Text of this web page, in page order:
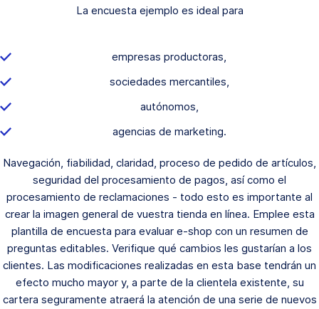
La encuesta ejemplo es ideal para
empresas productoras,
sociedades mercantiles,
autónomos,
agencias de marketing.
Navegación, fiabilidad, claridad, proceso de pedido de artículos,
seguridad del procesamiento de pagos, así como el
procesamiento de reclamaciones - todo esto es importante al
crear la imagen general de vuestra tienda en línea. Emplee esta
plantilla de encuesta para evaluar e-shop con un resumen de
preguntas editables. Verifique qué cambios les gustarían a los
clientes. Las modificaciones realizadas en esta base tendrán un
efecto mucho mayor y, a parte de la clientela existente, su
cartera seguramente atraerá la atención de una serie de nuevos